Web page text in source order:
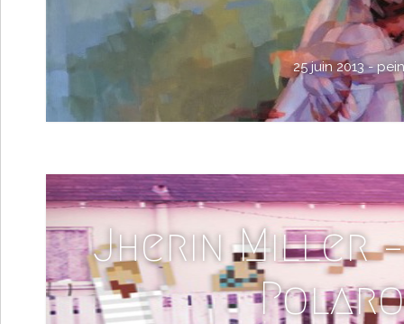
25 juin 2013 -
Jherin Miller